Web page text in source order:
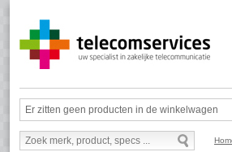
Er zitten geen producten in de winkelwagen